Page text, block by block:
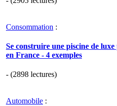
Consommation :
Se construire une piscine de
en France - 4 exemples
- (2898 lectures)
Automobile :